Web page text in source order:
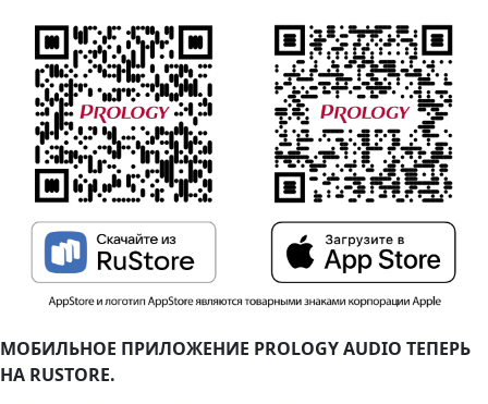
МОБИЛЬНОЕ ПРИЛОЖЕНИЕ PROLOGY AUDIO ТЕПЕРЬ
НА RUSTORE.